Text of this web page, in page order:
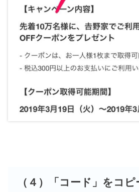
（４）「コード」をコ